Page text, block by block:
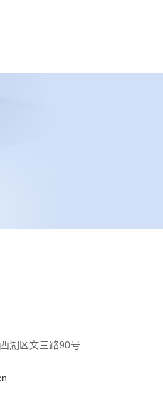
湖区文三路90号